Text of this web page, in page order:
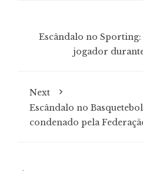
Escândalo no
jogador
Next
Escândalo no
condenado pela